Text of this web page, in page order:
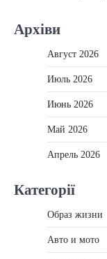
Архіви
Август 2026
Июль 2026
Июнь 2026
Май 2026
Апрель 2026
Категорії
Образ жизни
Авто и мото